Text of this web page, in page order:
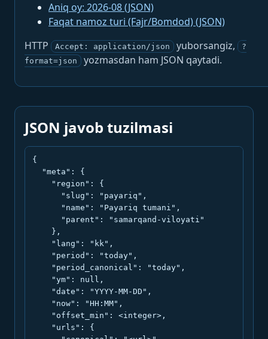
Aniq oy: 2026-08 (JSON)
Faqat namoz turi (Fajr/Bomdod) (JSON)
HTTP
Accept: application/json yuborsangiz,
?
format=json
yozmasdan ham JSON qaytadi.
JSON javob tuzilmasi
{
  "meta": {
    "region": {
      "slug": "payariq",
      "name": "Payariq tumani",
      "parent": "samarqand-viloyati"
    },
    "lang": "kk",
    "period": "today",
    "period_canonical": "today",
    "ym": null,
    "date": "YYYY-MM-DD",
    "now": "HH:MM",
    "offset_min": <integer>,
    "urls": {